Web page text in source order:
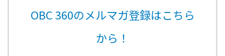
OBC 360のメルマガ登録はこちら
から！